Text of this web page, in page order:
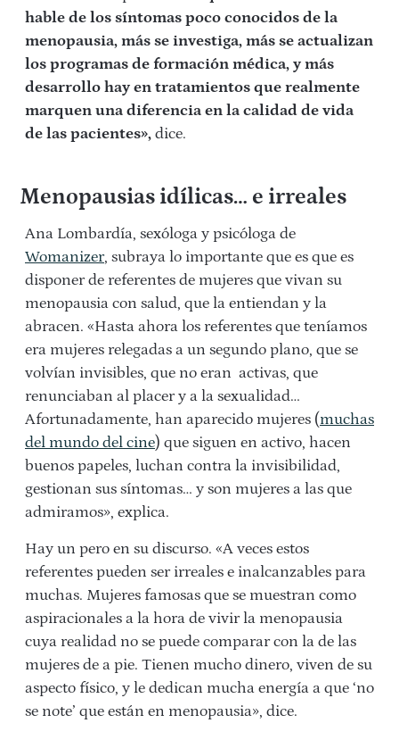
hable de los síntomas poco conocidos de la
menopausia, más se investiga, más se actualizan
los programas de formación médica, y más
desarrollo hay en tratamientos que realmente
marquen una diferencia en la calidad de vida
de las pacientes», dice.
Menopausias idílicas… e irreales
Ana Lombardía, sexóloga y psicóloga de
Womanizer, subraya lo importante que es que es
disponer de referentes de mujeres que vivan su
menopausia con salud, que la entiendan y la
abracen. «Hasta ahora los referentes que teníamos
era mujeres relegadas a un segundo plano, que se
volvían invisibles, que no eran activas, que
renunciaban al placer y a la sexualidad…
Afortunadamente, han aparecido mujeres (muchas
del mundo del cine) que siguen en activo, hacen
buenos papeles, luchan contra la invisibilidad,
gestionan sus síntomas… y son mujeres a las que
admiramos», explica.
Hay un pero en su discurso. «A veces estos
referentes pueden ser irreales e inalcanzables para
muchas. Mujeres famosas que se muestran como
aspiracionales a la hora de vivir la menopausia
cuya realidad no se puede comparar con la de las
mujeres de a pie. Tienen mucho dinero, viven de su
aspecto físico, y le dedican mucha energía a que ‘no
se note’ que están en menopausia», dice.